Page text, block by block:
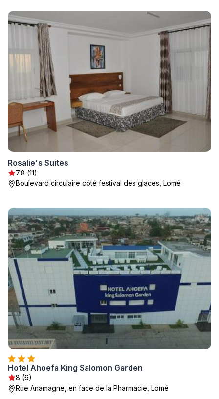
Rosalie's Suites
7.8 (11)
Boulevard circulaire côté festival des glaces, Lomé
Hotel Ahoefa King Salomon Garden
8 (6)
Rue Anamagne, en face de la Pharmacie, Lomé